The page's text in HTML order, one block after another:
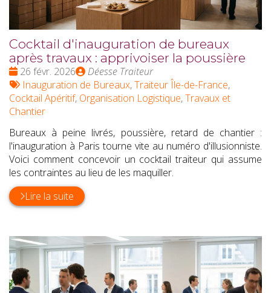
Cocktail d'inauguration de bureaux
après travaux : apprivoiser la poussière
Date
:
26 févr. 2026
Publié
par
Déesse Traiteur
Tags
:
Inauguration de Bureaux,Traiteur Île-de-France,
Cocktail Apéritif, Organisation Logistique,Travaux et
Chantier
Bureaux à peine livrés, poussière, retard de chantier :
l'inauguration à Paris tourne vite au numéro d'illusionniste.
Voici comment concevoir un cocktail traiteur qui assume
les contraintes au lieu de les maquiller.
Lire la suite